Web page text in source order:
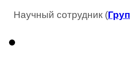
Научный сотрудник (